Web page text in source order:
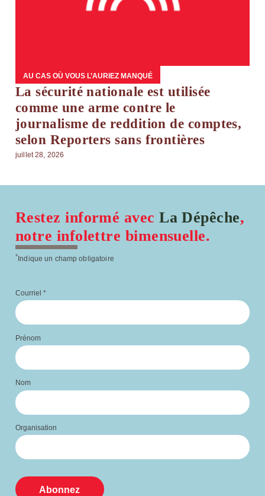
AU CAS OÙ VOUS L’AURIEZ MANQUÉ
La sécurité nationale est utilisée
comme une arme contre le
journalisme de reddition de comptes,
selon Reporters sans frontières
juillet 28, 2026
Restez informé avecLa Dépêche,
notre infolettre bimensuelle.
*Indique un champ obligatoire
Courriel *
Prénom
Nom
Organisation